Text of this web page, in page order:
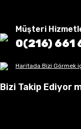
Müşteri
0(216) 661
Haritada Bizi Görmek
Bizi Takip Ediyor